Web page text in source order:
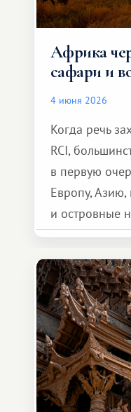
Африка
сафари и
4 июня 2026
Когда речь
RCI,
в первую
Европу,
и островные
возможности
значительно
и Африка —
способен
формат